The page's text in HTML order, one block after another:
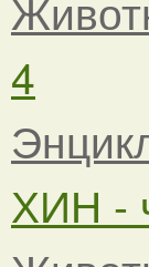
4
ХИН -